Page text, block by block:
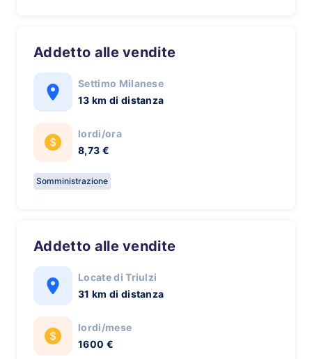
Addetto alle vendite
Settimo Milanese
13 km di distanza
lordi/ora
8,73 €
Somministrazione
Addetto alle vendite
Locate di Triulzi
31 km di distanza
lordi/mese
1600 €